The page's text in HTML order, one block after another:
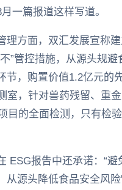
一篇报道这样写道。
理方面，双汇发展宣称建
”管控措施，从源头规
节，购置价值1.2亿元的
室，针对兽药残留、重
目的全面检测，只有检
ESG报告中还承诺：“
从源头降低食品安全风险